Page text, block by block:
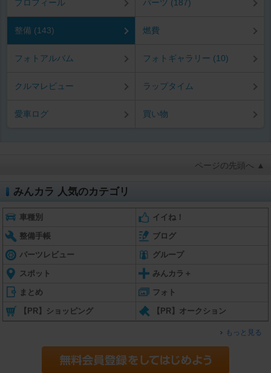
プロフィール パーツ (187)
整備 (143) 燃費
フォトアルバム フォトギャラリー (10)
クルマレビュー ラップタイム
愛車ログ 買い物
ページの先頭へ ▲
みんカラ 人気のカテゴリ
車種別 イイね！
整備手帳 ブログ
パーツレビュー グループ
スポット みんカラ＋
まとめ フォト
【PR】ショッピング 【PR】オークション
もっと見る